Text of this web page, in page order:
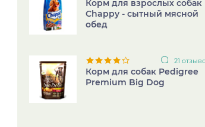
Корм для взрослых собак
Chappy - сытный мясной
обед
21
Корм для собак Pedigree
Premium Big Dog